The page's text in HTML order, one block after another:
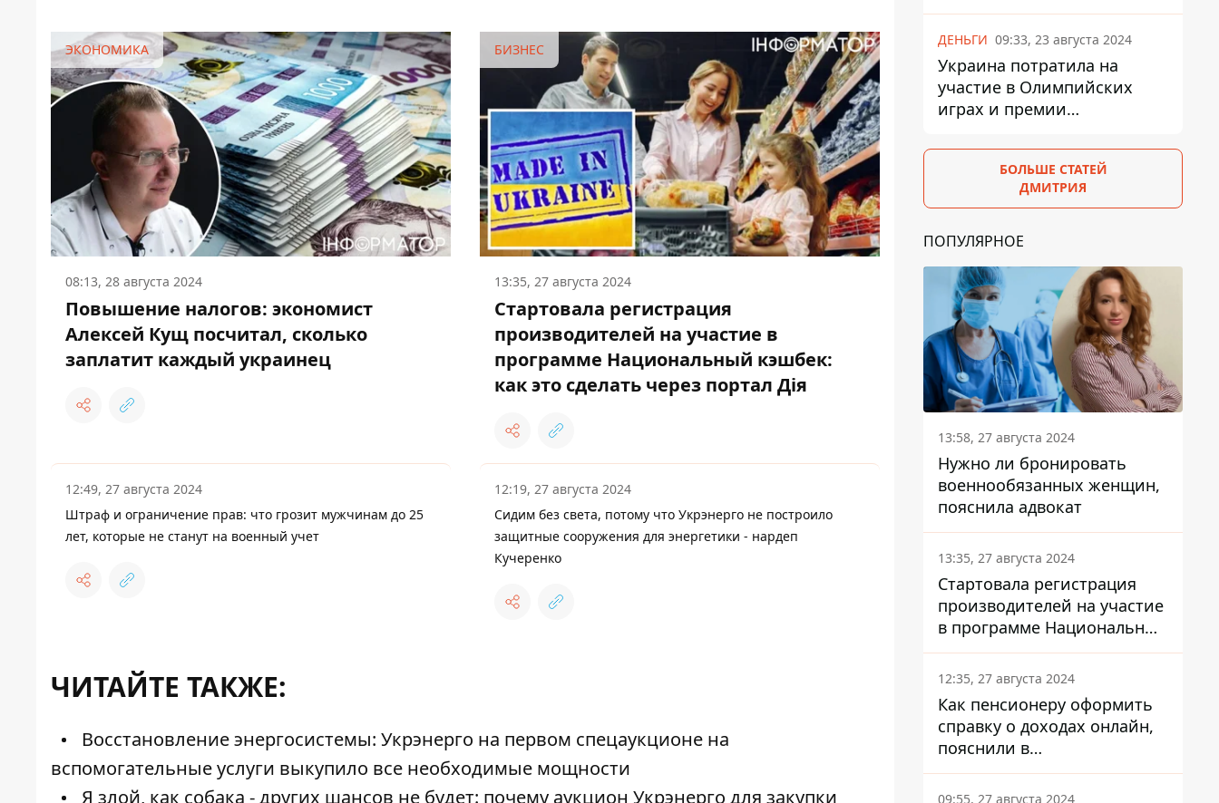
ЭКОНОМИКА
08:13, 28 августа 2024
Повышение налогов: экономист
Алексей Кущ посчитал, сколько
заплатит каждый украинец
БИЗНЕС
13:35, 27 августа 2024
Стартовала регистрация
производителей на участие в
программе Национальный кэшбек:
как это сделать через портал Дія
12:49, 27 августа 2024
Штраф и ограничение прав: что грозит мужчинам до 25
лет, которые не станут на военный учет
12:19, 27 августа 2024
Сидим без света, потому что Укрэнерго не построило
защитные сооружения для энергетики - нардеп
Кучеренко
ЧИТАЙТЕ ТАКЖЕ:
Восстановление энергосистемы: Укрэнерго на первом спецаукционе на
вспомогательные услуги выкупило все необходимые мощности
Я злой, как собака - других шансов не будет: почему аукцион Укрэнерго для закупки
ДЕНЬГИ 09:33, 23 августа 2024
Украина потратила на
участие в Олимпийских
играх и премии
БОЛЬШЕ СТАТЕЙ
ДМИТРИЯ
ПОПУЛЯРНОЕ
13:58, 27 августа 2024
Нужно ли бронировать
военнообязанных женщин,
пояснила адвокат
13:35, 27 августа 2024
Стартовала регистрация
производителей на участие
в программе Национальный
кэшбек: как это сделать
через портал Дія
12:35, 27 августа 2024
Как пенсионеру оформить
справку о доходах онлайн,
пояснили в
Минсоцполитики
09:55, 27 августа 2024